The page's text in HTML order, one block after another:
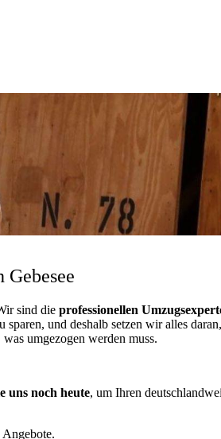
sind die professionellen
und deshalb setzen wir alles
umgezogen werden muss.
uns noch heute, um Ihren
Angebote.